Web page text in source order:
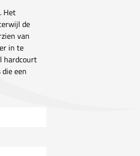
Het
de
van
in te
hardcourt
een